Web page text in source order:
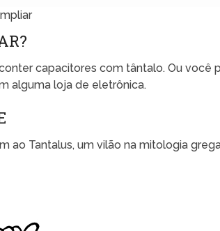
capacitores com tântalo. Ou você
alguma loja de eletrônica.
ao Tantalus, um vilão na mitologia